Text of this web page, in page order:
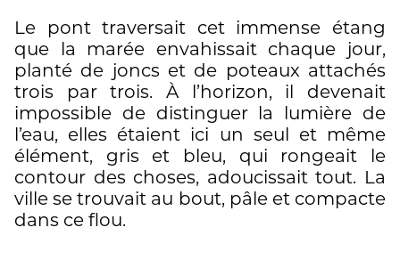
Le pont traversait cet immense étang
que la marée envahissait chaque jour,
planté de joncs et de poteaux attachés
trois par trois. À l’horizon, il devenait
impossible de distinguer la lumière de
l’eau, elles étaient ici un seul et même
élément, gris et bleu, qui rongeait le
contour des choses, adoucissait tout. La
ville se trouvait au bout, pâle et compacte
dans ce flou.